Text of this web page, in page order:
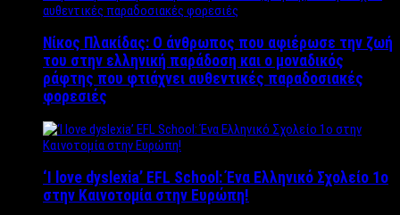
Νίκος Πλακίδας: O άνθρωπος που αφιέρωσε την ζωή
του στην ελληνική παράδοση και ο μοναδικός
ράφτης που φτιάχνει αυθεντικές παραδοσιακές
φορεσιές
‘Ι love dyslexia’ EFL School: Ένα Ελληνικό Σχολείo 1ο
στην Καινοτομία στην Ευρώπη!